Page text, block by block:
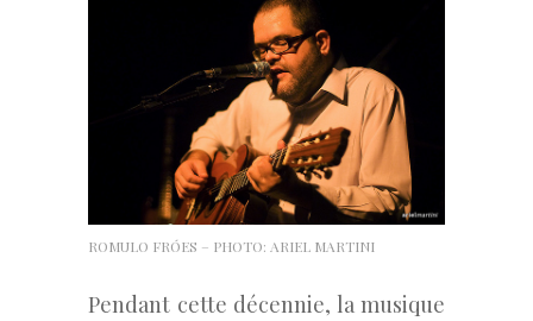
ROMULO FRÓES – PHOTO: ARIEL MARTINI
Pendant cette décennie, la musique